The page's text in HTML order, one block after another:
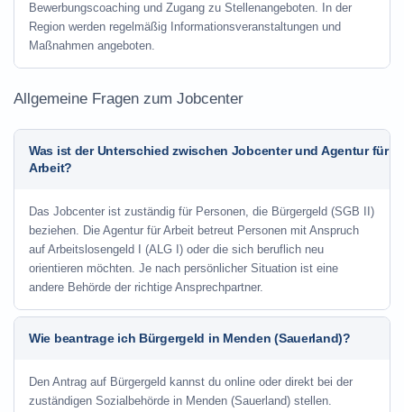
Bewerbungscoaching und Zugang zu Stellenangeboten. In der
Region werden regelmäßig Informationsveranstaltungen und
Maßnahmen angeboten.
Allgemeine Fragen zum Jobcenter
Was ist der Unterschied zwischen Jobcenter und Agentur für
Arbeit?
Das Jobcenter ist zuständig für Personen, die Bürgergeld (SGB II)
beziehen. Die Agentur für Arbeit betreut Personen mit Anspruch
auf Arbeitslosengeld I (ALG I) oder die sich beruflich neu
orientieren möchten. Je nach persönlicher Situation ist eine
andere Behörde der richtige Ansprechpartner.
Wie beantrage ich Bürgergeld in Menden (Sauerland)?
Den Antrag auf Bürgergeld kannst du online oder direkt bei der
zuständigen Sozialbehörde in Menden (Sauerland) stellen.